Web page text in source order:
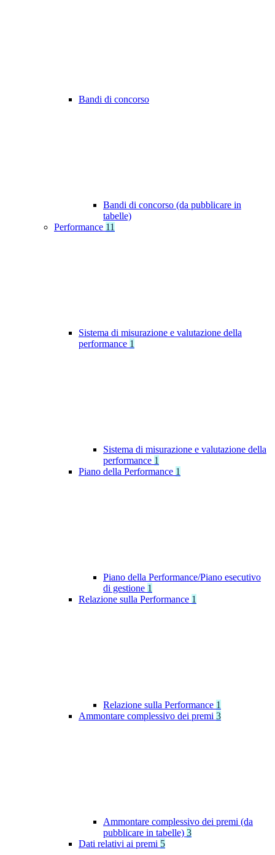
Bandi di concorso
Bandi di concorso (da pubblicare in
tabelle)
Performance 11
Sistema di misurazione e valutazione della
performance 1
Sistema di misurazione e valutazione della
performance 1
Piano della Performance 1
Piano della Performance/Piano esecutivo
di gestione 1
Relazione sulla Performance 1
Relazione sulla Performance 1
Ammontare complessivo dei premi 3
Ammontare complessivo dei premi (da
pubblicare in tabelle) 3
Dati relativi ai premi 5